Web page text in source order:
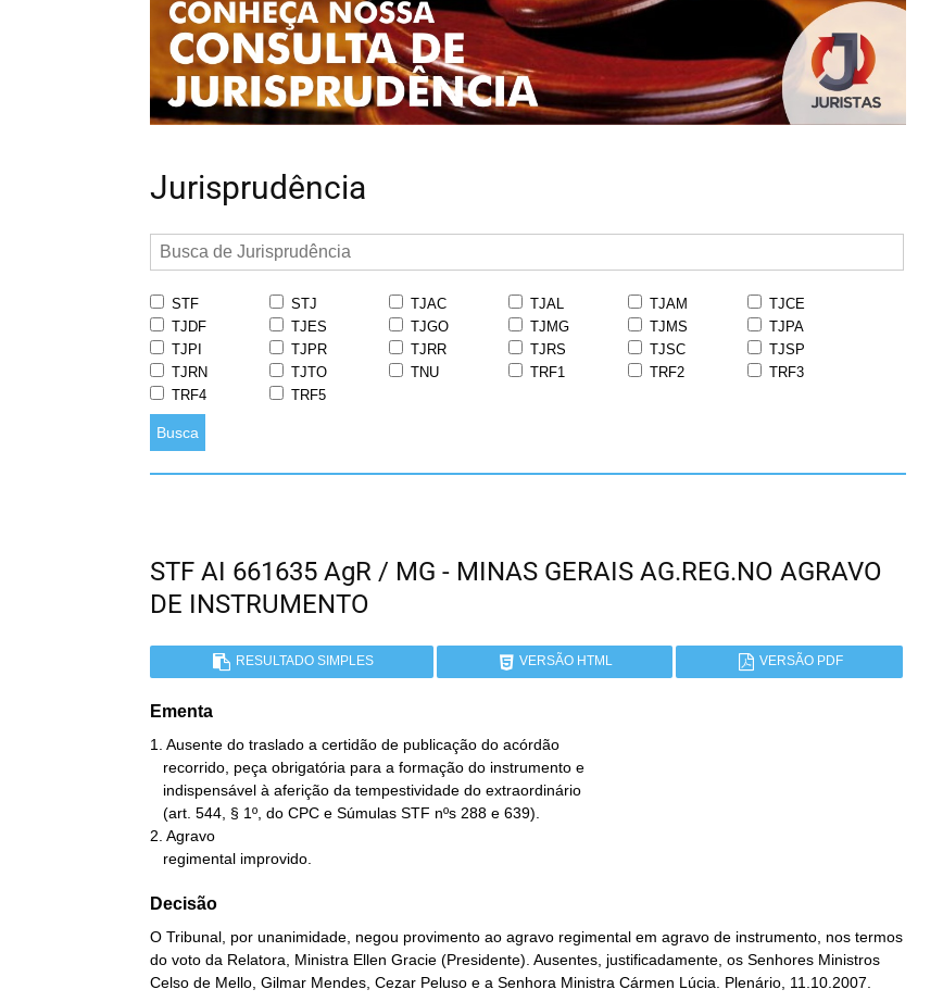
Jurisprudência
STF STJ TJAC TJAL TJAM
TJCE
TJDF
TJES TJGO TJMG TJMS
TJPA
TJPI
TJPR TJRR TJRS TJSC
TJSP
TJRN
TJTO TNU TRF1 TRF2
TRF3
TRF4
TRF5
Busca
STF AI 661635 AgR / MG - MINAS GERAIS AG.REG.NO AGRAVO
DE INSTRUMENTO
RESULTADO SIMPLES VERSÃO HTML VERSÃO PDF
Ementa
1. Ausente do traslado a certidão de publicação do acórdão
2. Agravo
   regimental improvido.
Decisão
O Tribunal, por unanimidade, negou provimento ao agravo regimental em agravo de instrumento, nos termos
do voto da Relatora, Ministra Ellen Gracie (Presidente). Ausentes, justificadamente, os Senhores Ministros
Celso de Mello, Gilmar Mendes, Cezar Peluso e a Senhora Ministra Cármen Lúcia. Plenário, 11.10.2007.